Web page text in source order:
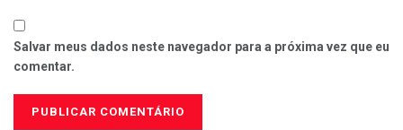
Salvar meus dados neste navegador para a próxima vez que eu
comentar.